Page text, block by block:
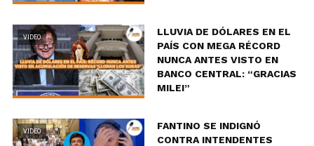
VIDEO
LLUVIA DE DÓLARES EN EL
PAÍS CON MEGA RÉCORD
NUNCA ANTES VISTO EN
BANCO CENTRAL: “GRACIAS
MILEI”
VIDEO
FANTINO SE INDIGNÓ
CONTRA INTENDENTES